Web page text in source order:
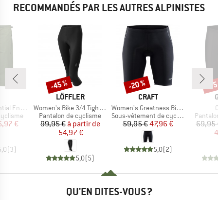
RECOMMANDÉS PAR LES AUTRES ALPINISTES
Shorts
réduit
€
(3)
MARQUE
LÖFFLER
Article
Women's Bike 3/4 Tights Basic
Product group
Pantalon de cyclisme
Prix
99,95 € Prix réduit
à partir de
54,97 €
5,0(5)
Remise
-45 %
MARQUE
CRAFT
Article
Women's Greatness Bike Shorts
Product group
Sous-vêtement de cyclisme
Prix
59,95 €Prix réduit
47,96 €
5,0(2)
Remise
-20 %
69,95
-
QU'EN DITES-VOUS ?